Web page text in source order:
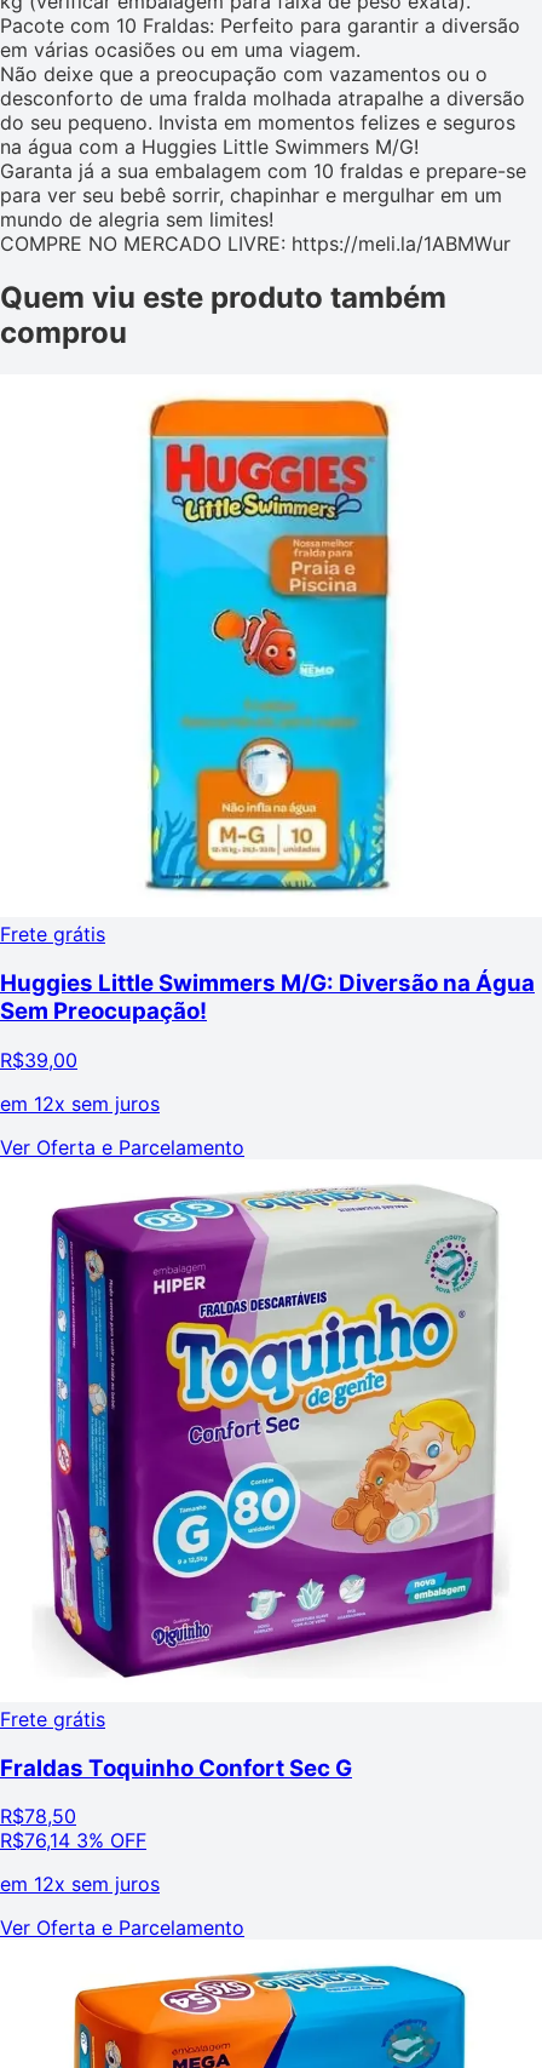
Pacote com 10 Fraldas: Perfeito para garantir a diversão
em várias ocasiões ou em uma viagem.
Não deixe que a preocupação com vazamentos ou o
desconforto de uma fralda molhada atrapalhe a diversão
do seu pequeno. Invista em momentos felizes e seguros
na água com a Huggies Little Swimmers M/G!
Garanta já a sua embalagem com 10 fraldas e prepare-se
para ver seu bebê sorrir, chapinhar e mergulhar em um
mundo de alegria sem limites!
COMPRE NO MERCADO LIVRE: https://meli.la/1ABMWur
Quem viu este produto também
comprou
Frete grátis
Huggies Little Swimmers M/G: Diversão na Água
Sem Preocupação!
R$39,00
em 12x sem juros
Ver Oferta e Parcelamento
Frete grátis
Fraldas Toquinho Confort Sec G
R$78,50
R$76,14 3% OFF
em 12x sem juros
Ver Oferta e Parcelamento